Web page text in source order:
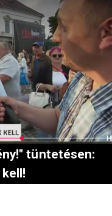
tüntetésen: